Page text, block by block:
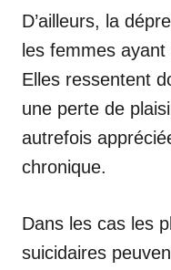
D’ailleurs, la
les femmes
Elles ressentent
une perte de
autrefois
chronique.
Dans les cas les
suicidaires